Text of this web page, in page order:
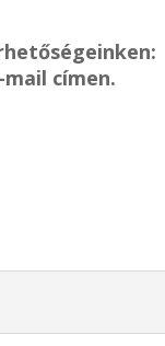
mail címen.